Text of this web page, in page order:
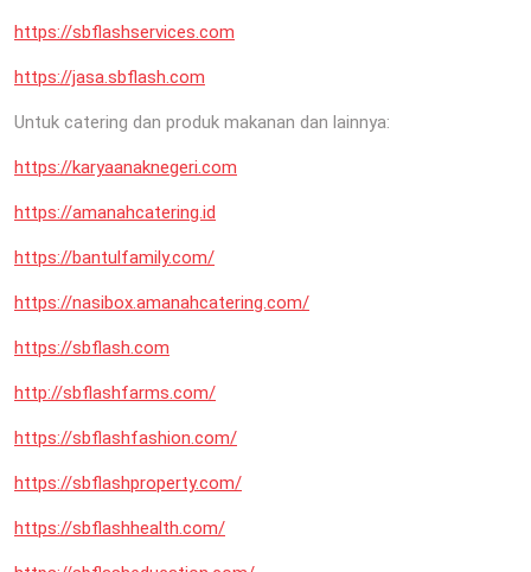
https://sbflashservices.com
https://jasa.sbflash.com
Untuk catering dan produk makanan dan lainnya:
https://karyaanaknegeri.com
https://amanahcatering.id
https://bantulfamily.com/
https://nasibox.amanahcatering.com/
https://sbflash.com
http://sbflashfarms.com/
https://sbflashfashion.com/
https://sbflashproperty.com/
https://sbflashhealth.com/